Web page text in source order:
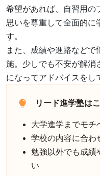
希望があれば、自習用の
思いを尊重して全面的に
す。
また、成績や進路など
施。少しでも不安が解消
になってアドバイスをし
リード進学塾は
大学進学までモチ
学校の内容に合わ
勉強以外でも成績
い